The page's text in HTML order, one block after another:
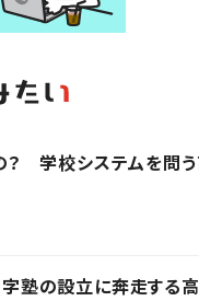
？ 学校システムを問
塾の設立に奔走する